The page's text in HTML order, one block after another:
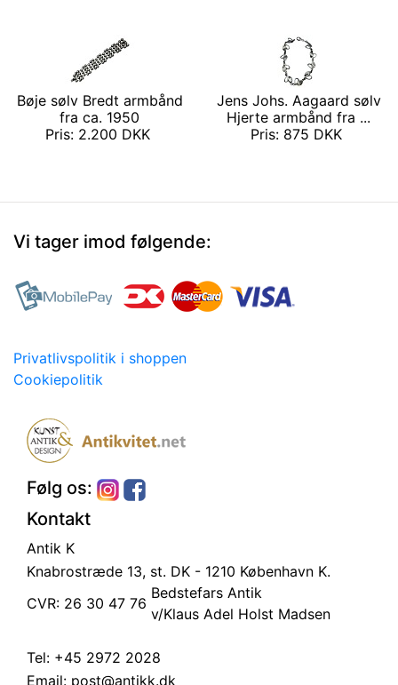
Bøje sølv Bredt armbånd
fra ca. 1950
Pris: 2.200 DKK
Jens Johs. Aagaard sølv
Hjerte armbånd fra ...
Pris: 875 DKK
Vi tager imod følgende:
Privatlivspolitik i shoppen
Cookiepolitik
Følg os:
Kontakt
Antik K
Knabrostræde 13, st. DK - 1210 København K.
CVR: 26 30 47 76
Bedstefars Antik
v/Klaus Adel Holst Madsen
Tel: +45 2972 2028
Email: post@antikk.dk